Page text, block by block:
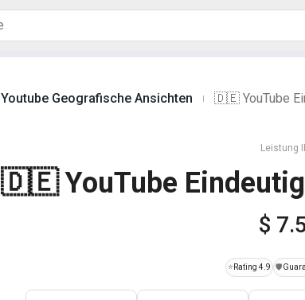
Youtube Geografische Ansichten 🇩🇪 YouTube
Leistung
🇩🇪 YouTube
$
⭐ Rating 4.9 ️🛡️